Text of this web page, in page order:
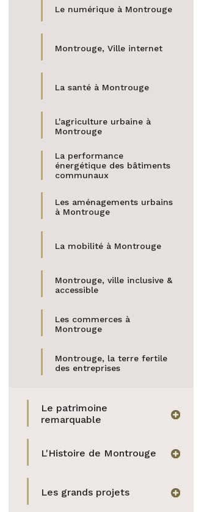
Le numérique à Montrouge
Montrouge, Ville internet
La santé à Montrouge
L'agriculture urbaine à
Montrouge
La performance
énergétique des bâtiments
communaux
Les aménagements urbains
à Montrouge
La mobilité à Montrouge
Montrouge, ville inclusive &
accessible
Les commerces à
Montrouge
Montrouge, la terre fertile
des entreprises
Le patrimoine
remarquable
L'Histoire de Montrouge
Les grands projets